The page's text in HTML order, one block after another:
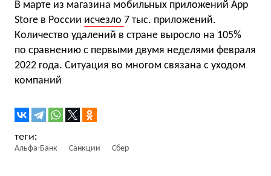
В марте из магазина мобильных приложений App
Store в России исчезло 7 тыс. приложений.
Количество удалений в стране выросло на 105%
по сравнению с первыми двумя неделями февраля
2022 года. Ситуация во многом связана с уходом
компаний
Альфа-Банк Санкции Сбер